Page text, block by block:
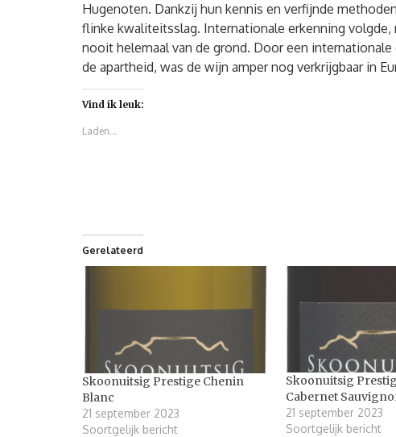
Hugenoten. Dankzij hun kennis en verfijnde
flinke kwaliteitsslag. Internationale erkenning
nooit helemaal van de grond. Door een
de apartheid, was de wijn amper nog verkrijgbaar in
Vind ik leuk:
Laden...
Gerelateerd
Skoonuitsig Prestige Chenin
Blanc
21 september 2023
Soortgelijk bericht
Skoonuitsig
Cabernet
21 september 2023
Soortgelijk bericht